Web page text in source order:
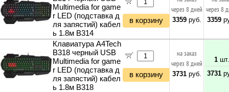
Multimedia for game
r LED (подставка д
ля запястий) кабел
ь 1.8м B314
в корзину
через 8 дней
3359руб.
через 8
3359
Клавиатура A4Tech
B318 черный USB
Multimedia for game
r LED (подставка д
ля запястий) кабел
ь 1.8м B318
в корзину
на заказ
через 8 дней
3731руб.
1шт.
3731